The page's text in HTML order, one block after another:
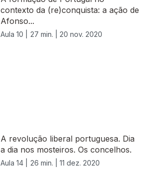
contexto da (re)conquista: a ação de
Afonso...
Aula 10 | 27 min. | 20 nov. 2020
A revolução liberal portuguesa. Dia
a dia nos mosteiros. Os concelhos.
Aula 14 | 26 min. | 11 dez. 2020